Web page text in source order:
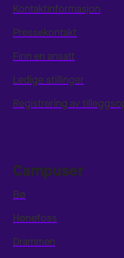
Kontaktinformasjon
Pressekontakt
Finn en ansatt
Ledige stillinger
Registrering av
Campuser
Bø
Hønefoss
Drammen